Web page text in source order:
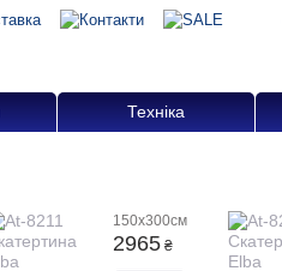
Техніка
150х300см
2965 ₴